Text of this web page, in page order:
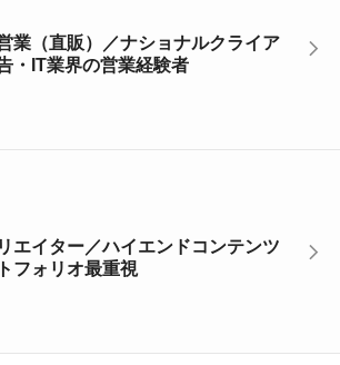
業（直販）／ナショナルクライア
・IT業界の営業経験者
エイター／ハイエンドコンテンツ
フォリオ最重視